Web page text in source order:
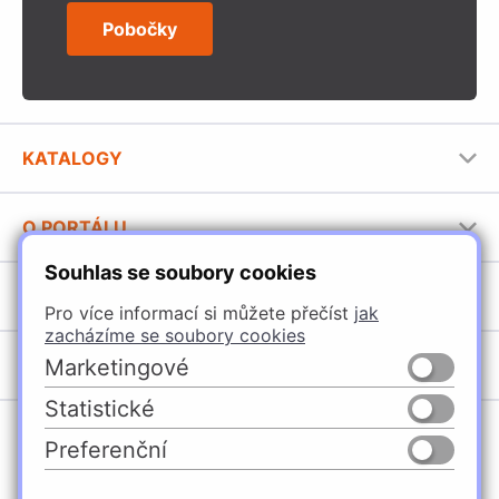
Souhlas se soubory cookies
Pro více informací si můžete přečíst jak
zacházíme se soubory cookies
Marketingové
Statistické
Preferenční
Pobočky
KATALOGY
Stavební katalog Häfele
Brožury Häfele
O PORTÁLU
Provozovatel portálu
Jak používat portál
Úchytky
Nábytkové kování
Vybavení kuchyní
Osvětlení a elektro
POBOČKY
Domašín
Vyškov